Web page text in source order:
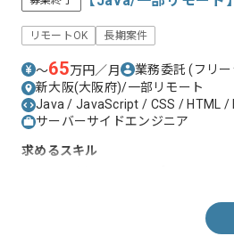
リモートOK 長期案件
〜65万円／月 業務委託(フリ
新大阪(大阪府)/一部リモート
Java / JavaScript / CSS / HTML /
サーバーサイドエンジニア
求めるスキル